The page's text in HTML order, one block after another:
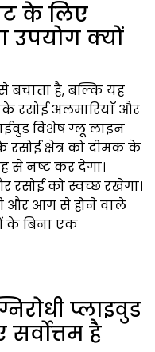
के लिए
उपयोग क्यों
बचाता है, बल्कि यह
रसोई अलमारियाँ और
विशेष ग्लू लाइन
क्षेत्र को दीमक के
से नष्ट कर देगा।
को स्वच्छ रखेगा।
और आग से होने वाले
के बिना एक
प्लाइवुड
है